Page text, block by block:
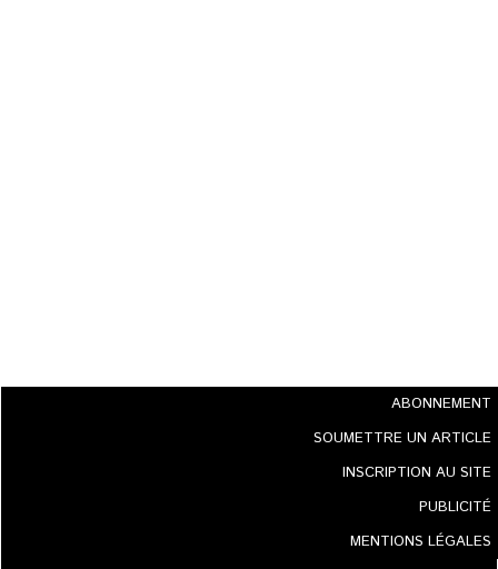
ABONNEMENT
SOUMETTRE UN ARTICLE
INSCRIPTION AU SITE
PUBLICITÉ
MENTIONS LÉGALES